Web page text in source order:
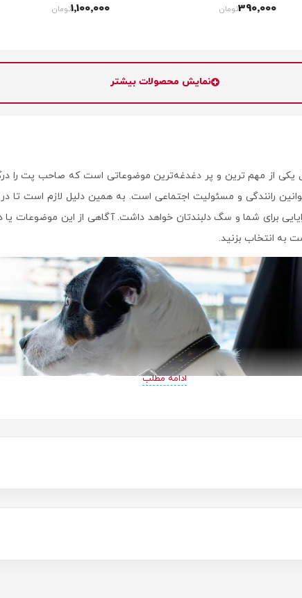
390٬000تومان 1٬100٬000تومان
نمایش محصولات بیشتر
از مهم ترین و پر دغدغه‌ترین موضوعاتی است که صاحب پت را
رانندگی و مسئولیت اجتماعی است. به همین دلیل لازم است
برای شما و سگ دلبندتان خواهد داشت. آگاهی از این موضوعات
به انتخاب بزنید.
ادامه مطلب